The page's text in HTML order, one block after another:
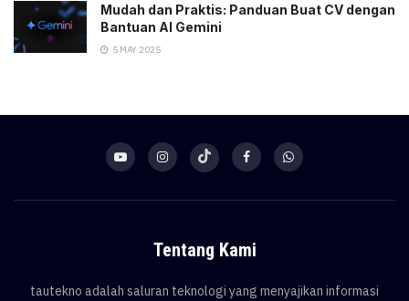
Mudah dan Praktis: Panduan Buat CV dengan
Bantuan AI Gemini
5 MAY 2025
Tentang Kami
tautekno adalah saluran teknologi yang menyajikan informasi